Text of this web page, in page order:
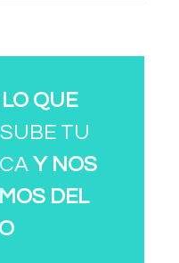
QUE
TU
Y NOS
DEL